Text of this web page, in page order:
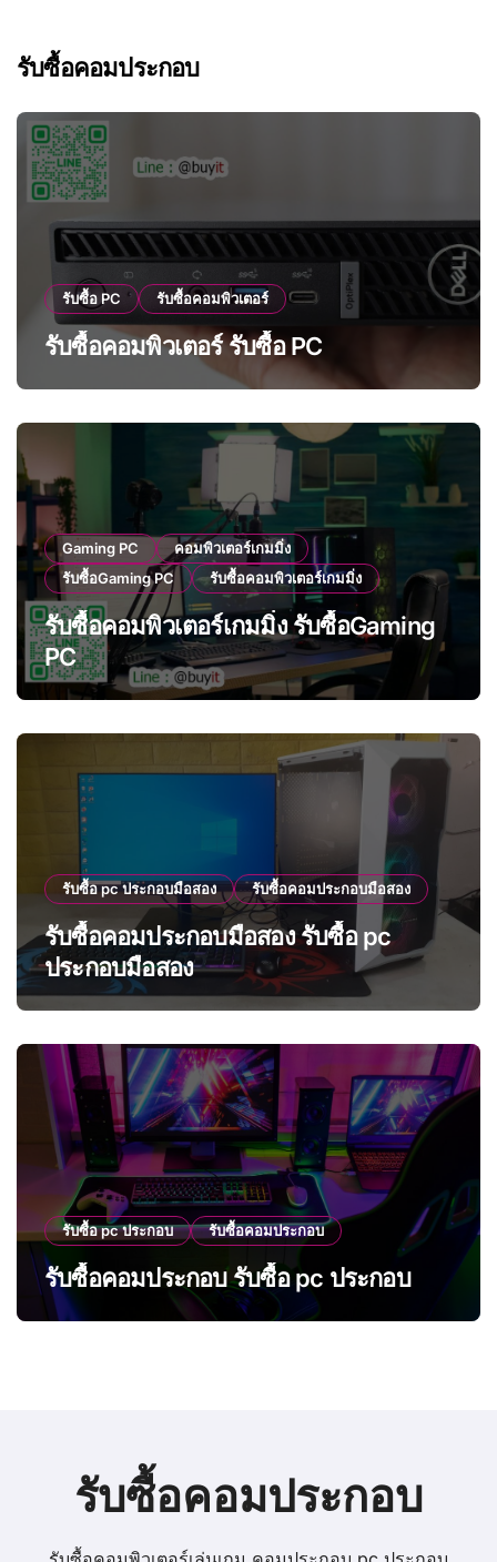
รับซื้อคอมประกอบ
รับซื้อ PC รับซื้อคอมพิวเตอร์
รับซื้อคอมพิวเตอร์ รับซื้อ PC
Gaming PC
คอมพิวเตอร์เกมมิ่ง
รับซื้อGaming PC
รับซื้อคอมพิวเตอร์เกมมิ่ง
รับซื้อคอมพิวเตอร์เกมมิ่ง รับซื้อGaming
PC
รับซื้อ pc ประกอบมือสอง รับซื้อคอมประกอบมือสอง
รับซื้อคอมประกอบมือสอง รับซื้อ pc
ประกอบมือสอง
รับซื้อ pc ประกอบ รับซื้อคอมประกอบ
รับซื้อคอมประกอบ รับซื้อ pc ประกอบ
รับซื้อคอมประกอบ